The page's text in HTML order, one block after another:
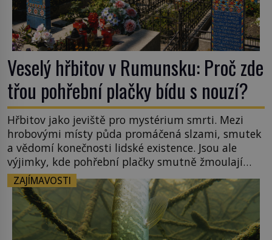
Veselý hřbitov v Rumunsku: Proč zde
třou pohřební plačky bídu s nouzí?
Hřbitov jako jeviště pro mystérium smrti. Mezi
hrobovými místy půda promáčená slzami, smutek
a vědomí konečnosti lidské existence. Jsou ale
výjimky, kde pohřební plačky smutně žmoulají
kapesníky nikoli při smutečním obřadu, ale při
pohledu na výši vyměřené podpory
v nezaměstnanosti. Kam vás pozveme? Unikátní
hřbitov, který si vysloužil název „Veselý“, najdeme
v rumunské vesnici Sapanta, nedaleko hranic […]
ZAJÍMAVOSTI